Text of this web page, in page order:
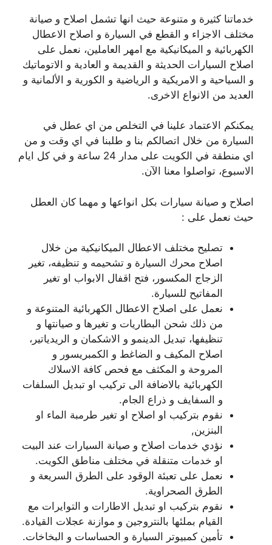
خدماتنا كثيرة و متنوعة حيث انها تشمل اصلاح و صيانة
مختلف الاجزاء و القطع في السيارة و اصلاح الاعطال
الكهربائية و الميكانيكية مع امهر العاملين، نعمل على
اصلاح السيارات الحديثة و القديمة و العادية و الاتوماتيك
و السياحية و الامريكية و الرياضية و الكورية و الألمانية و
العديد من الانواع الاخرى.
يمكنكم الاعتماد علينا في التخلص من اي عطل في
السيارة من خلال اتصالكم بنا و طلبنا في اي وقت و من
اي منطقة في الكويت على مدار 24 ساعة و في كل ايام
الاسبوع، تواصلوا معنا الآن.
اصلاح و صيانة سيارات بكل انواعها و مهما كان العطل
حيث نعمل على :
تصليح مختلف الاعطال الميكانيكية من خلال
اصلاح محرك السيارة و تشحيمه و تنظيفه، تغير
الزجاج المكسور، فتح اقفال الابواب او تغير
المفاتيح للسيارة.
نعمل على اصلاح الاعطال الكهربائية المتنوعة و
من ذلك شحن البطاريات و تغيرها و صيانتها و
تنظيفها، تبديل الدينمو و الاشكمان و الريدياتير،
اصلاح المكيف و الضاغط و الكمبريسور و
المروحة و المكثف مع فحص كافة الاسلاك
الكهربائية بالاضافة الى تركيب او تبديل السلفات
و السفايف و ذراع الجام.
نقوم بتركيب او اصلاح او تغير طرمبة الماء او
البنزين,
نؤدي خدمات اصلاح و صيانة السيارات عند البيت
او خدمات متنقلة في مختلف مناطق الكويت.
نعمل على تعبئة الوقود على الطرق السريعة و
الطرق الصحراوية.
نقوم بتركيب او تبديل الاطارات و التوايرات مع
القيام بملئها بالنتروجين و موازنة عجلات القيادة.
تأمين كمبيوتر السيارة و الحساسات و البخاخات.